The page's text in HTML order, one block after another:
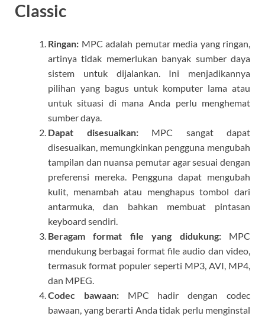
Classic
Ringan: MPC adalah pemutar media yang ringan,
artinya tidak memerlukan banyak sumber daya
sistem untuk dijalankan. Ini menjadikannya
pilihan yang bagus untuk komputer lama atau
untuk situasi di mana Anda perlu menghemat
sumber daya.
Dapat disesuaikan:MPC sangat dapat
disesuaikan, memungkinkan pengguna mengubah
tampilan dan nuansa pemutar agar sesuai dengan
preferensi mereka. Pengguna dapat mengubah
kulit, menambah atau menghapus tombol dari
antarmuka, dan bahkan membuat pintasan
keyboard sendiri.
Beragam format file yang didukung:MPC
mendukung berbagai format file audio dan video,
termasuk format populer seperti MP3, AVI, MP4,
dan MPEG.
Codec bawaan:MPC hadir dengan codec
bawaan, yang berarti Anda tidak perlu menginstal